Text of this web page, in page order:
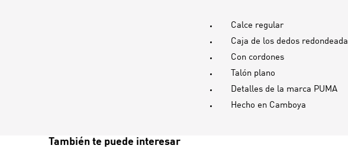
Calce regular
Caja de los dedos redondeada
Con cordones
Talón plano
Detalles de la marca PUMA
Hecho en Camboya
También te puede interesar